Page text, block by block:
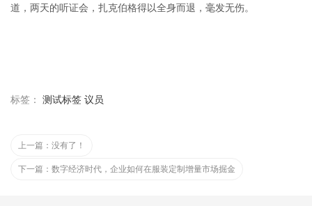
道，两天的听证会，扎克伯格得以全身而退，毫发无伤。
标签： 测试标签 议员
上一篇： 没有了！
下一篇： 数字经济时代，企业如何在服装定制增量市场掘金